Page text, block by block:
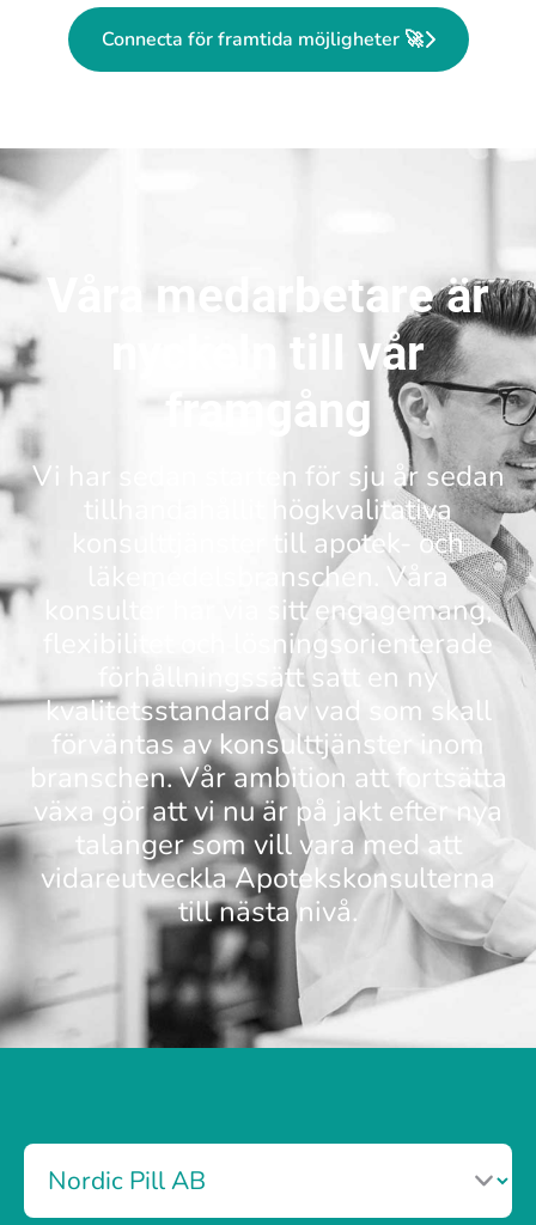
Connecta för framtida möjligheter 🚀
Våra medarbetare är
nyckeln till vår
framgång
Vi har sedan starten för sju år sedan
tillhandahållit högkvalitativa
konsulttjänster till apotek- och
läkemedelsbranschen. Våra
konsulter har via sitt engagemang,
flexibilitet och lösningsorienterade
förhållningssätt satt en ny
kvalitetsstandard av vad som skall
förväntas av konsulttjänster inom
branschen. Vår ambition att fortsätta
växa gör att vi nu är på jakt efter nya
talanger som vill vara med att
vidareutveckla Apotekskonsulterna
till nästa nivå.